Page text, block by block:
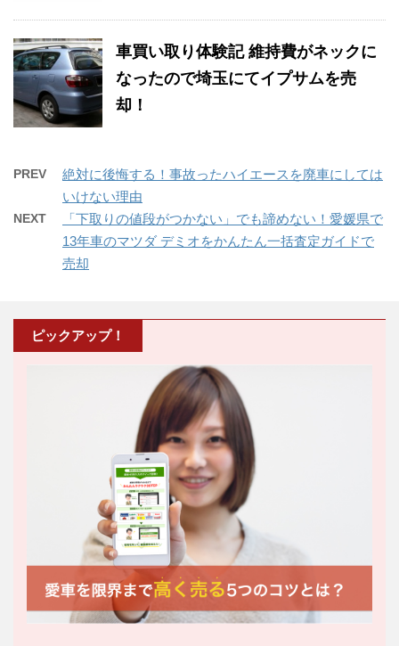
車買い取り体験記 維持費がネックに
なったので埼玉にてイプサムを売
却！
PREV
絶対に後悔する！事故ったハイエースを廃車にしては
いけない理由
NEXT
「下取りの値段がつかない」でも諦めない！愛媛県で
13年車のマツダ デミオをかんたん一括査定ガイドで
売却
ピックアップ！